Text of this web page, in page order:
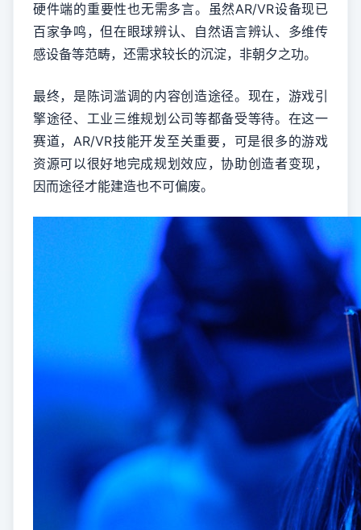
硬件端的重要性也无需多言。虽然AR/VR设备现已
百家争鸣，但在眼球辨认、自然语言辨认、多维传
感设备等范畴，还需求较长的沉淀，非朝夕之功。
最终，是陈词滥调的内容创造途径。现在，游戏引
擎途径、工业三维规划公司等都备受等待。在这一
赛道，AR/VR技能开发至关重要，可是很多的游戏
资源可以很好地完成规划效应，协助创造者变现，
因而途径才能建造也不可偏废。